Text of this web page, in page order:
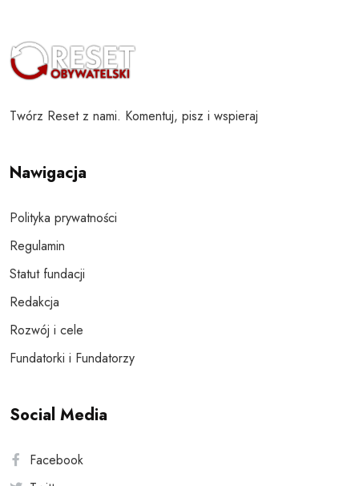
Twórz Reset z nami. Komentuj, pisz i wspieraj
Nawigacja
Polityka prywatności
Regulamin
Statut fundacji
Redakcja
Rozwój i cele
Fundatorki i Fundatorzy
Social Media
Facebook